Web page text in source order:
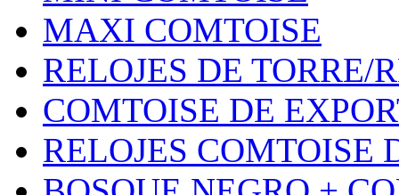
MAXI COMTOISE
RELOJES DE TORRE/
COMTOISE DE
RELOJES COMTOISE